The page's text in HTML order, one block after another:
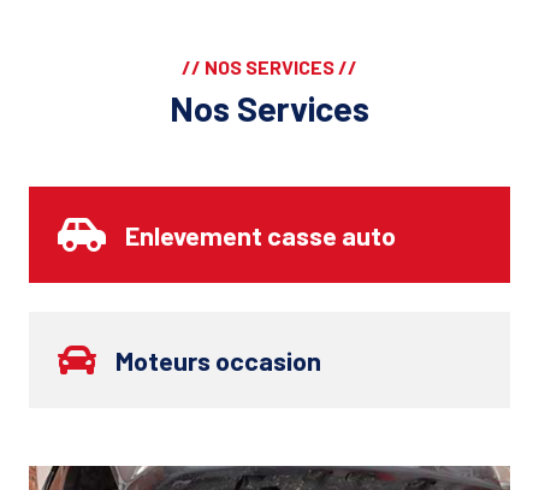
// NOS SERVICES //
Nos Services
Enlevement casse auto
Moteurs occasion